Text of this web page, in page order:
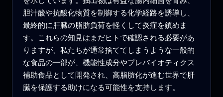
胆汁酸や抗酸化物質を制御する化学経路を誘導し、
最終的に肝臓の脂肪負荷を軽くして炎症を鎮めま
す。これらの知見はまだヒトで確認される必要があ
りますが、私たちが通常捨ててしまうような一般的
な食品の一部が、機能性成分やプレバイオティクス
補助食品として開発され、高脂肪化が進む世界で肝
臓を保護する助けになる可能性を支持します。